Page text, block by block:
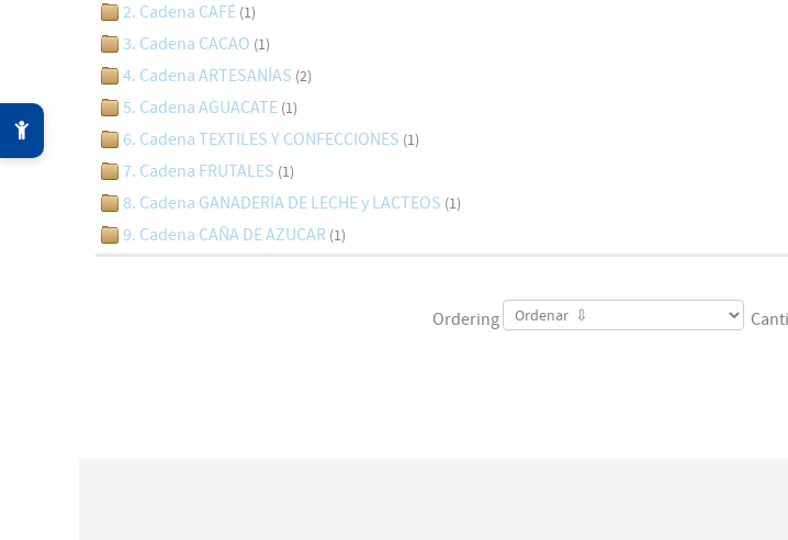
2. Cadena CAFÉ (1)
3. Cadena CACAO (1)
4. Cadena ARTESANÍAS (2)
5. Cadena AGUACATE (1)
6. Cadena TEXTILES Y CONFECCIONES (1)
7. Cadena FRUTALES (1)
8. Cadena GANADERÍA DE LECHE y LACTEOS (1)
9. Cadena CAÑA DE AZUCAR (1)
Ordering